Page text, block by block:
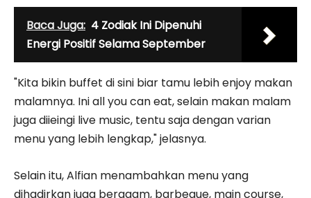
Baca Juga: 4 Zodiak Ini Dipenuhi
Energi Positif Selama September
"Kita bikin buffet di sini biar tamu lebih enjoy makan
malamnya. Ini all you can eat, selain makan malam
juga diieingi live music, tentu saja dengan varian
menu yang lebih lengkap," jelasnya.
Selain itu, Alfian menambahkan menu yang
dihadirkan juga beragam, barbeque, main course,